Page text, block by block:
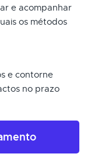
e acompanhar
os métodos
e contorne
no prazo